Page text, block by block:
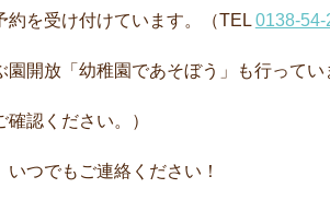
約を受け付けています。（TEL 0138-54-
開放「幼稚園であそぼう」も行ってい
確認ください。）
つでもご連絡ください！